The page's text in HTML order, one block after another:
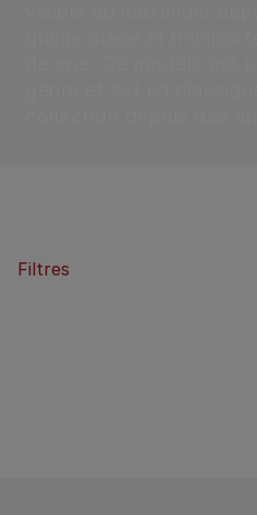
Filtres